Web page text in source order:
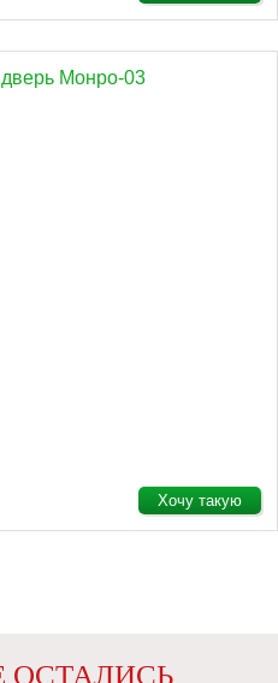
Монро-03
Хочу такую
ОСТАЛИСЬ